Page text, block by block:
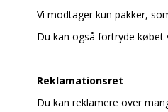
Vi modtager kun pakker,
Du kan også fortryde købet
Reklamationsret
Du kan reklamere over